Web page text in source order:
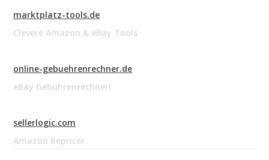
marktplatz-tools.de
Clevere Amazon & eBay Tools
online-gebuehrenrechner.de
eBay Gebührenrechner!
sellerlogic.com
Amazon Repricer